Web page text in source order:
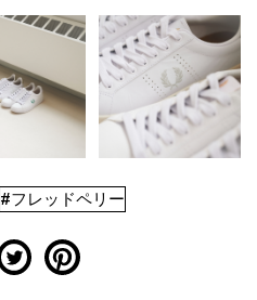
#フレッドペリー